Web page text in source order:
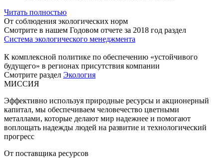
Читать полностью
От соблюдения экологических норм
Смотрите в нашем Годовом отчете за 2018 год раздел
Система экологического менеджмента
К комплексной политике по обеспечению «устойчивого
будущего» в регионах присутствия компании
Смотрите раздел Экология
МИССИЯ
Эффективно используя природные ресурсы и акционерный
капитал, мы обеспечиваем человечество цветными
металлами, которые делают мир надежнее и помогают
воплощать надежды людей на развитие и технологический
прогресс
От поставщика ресурсов